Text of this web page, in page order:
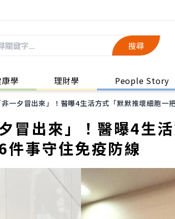
搜尋
學 理財學 People Story
一夕冒出來」！醫曝4生活方式「默默推壞細胞一
冒出來」！醫曝4生
件事守住免疫防線